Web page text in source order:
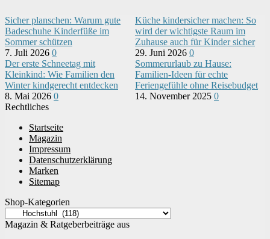
Sicher planschen: Warum gute
Badeschuhe Kinderfüße im
Sommer schützen
7. Juli 2026 0
Küche kindersicher machen: So
wird der wichtigste Raum im
Zuhause auch für Kinder sicher
29. Juni 2026 0
Der erste Schneetag mit
Kleinkind: Wie Familien den
Winter kindgerecht entdecken
8. Mai 2026 0
Sommerurlaub zu Hause:
Familien-Ideen für echte
Feriengefühle ohne Reisebudget
14. November 2025 0
Rechtliches
Startseite
Magazin
Impressum
Datenschutzerklärung
Marken
Sitemap
Shop-Kategorien
Magazin & Ratgeberbeiträge aus